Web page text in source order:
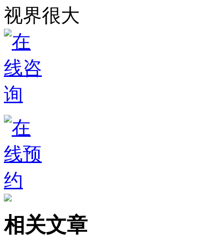
视界很大
相关文章